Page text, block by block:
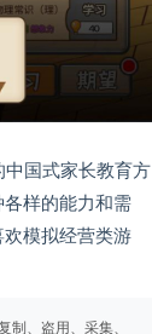
中国式家长教育方
样的能力和需
模拟经营类游
制、盗用、采集、